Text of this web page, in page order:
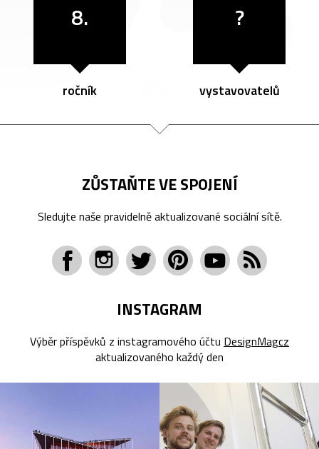
8.
ročník
?
vystavovatelů
ZŮSTAŇTE VE SPOJENÍ
Sledujte naše pravidelně aktualizované sociální sítě.
INSTAGRAM
Výběr příspěvků z instagramového účtu DesignMagcz
aktualizovaného každý den